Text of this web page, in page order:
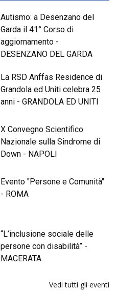
Autismo: a Desenzano del
Garda il 41° Corso di
aggiornamento -
DESENZANO DEL GARDA
La RSD Anffas Residence di
Grandola ed Uniti celebra 25
anni - GRANDOLA ED UNITI
X Convegno Scientifico
Nazionale sulla Sindrome di
Down - NAPOLI
Evento "Persone e Comunità"
- ROMA
“L’inclusione sociale delle
persone con disabilità” -
MACERATA
Vedi tutti gli eventi